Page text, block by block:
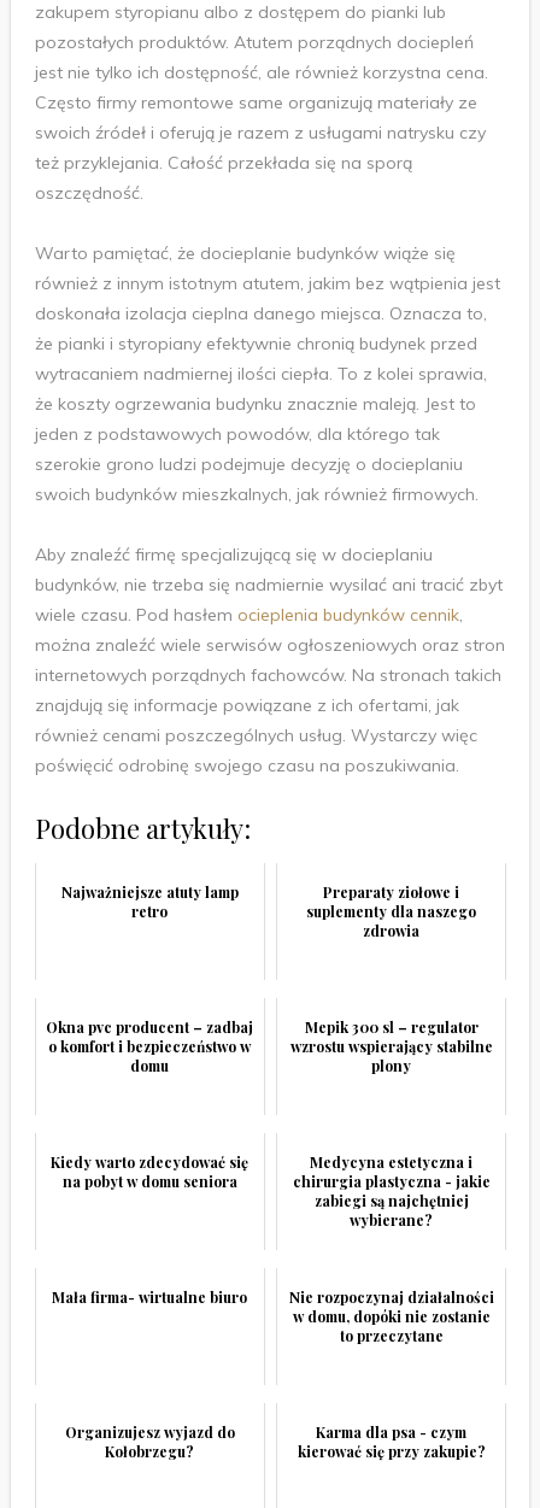
zakupem styropianu albo z dostępem do pianki lub
pozostałych produktów. Atutem porządnych dociepleń
jest nie tylko ich dostępność, ale również korzystna cena.
Często firmy remontowe same organizują materiały ze
swoich źródeł i oferują je razem z usługami natrysku czy
też przyklejania. Całość przekłada się na sporą
oszczędność.
Warto pamiętać, że docieplanie budynków wiąże się
również z innym istotnym atutem, jakim bez wątpienia jest
doskonała izolacja cieplna danego miejsca. Oznacza to,
że pianki i styropiany efektywnie chronią budynek przed
wytracaniem nadmiernej ilości ciepła. To z kolei sprawia,
że koszty ogrzewania budynku znacznie maleją. Jest to
jeden z podstawowych powodów, dla którego tak
szerokie grono ludzi podejmuje decyzję o docieplaniu
swoich budynków mieszkalnych, jak również firmowych.
Aby znaleźć firmę specjalizującą się w docieplaniu
budynków, nie trzeba się nadmiernie wysilać ani tracić zbyt
wiele czasu. Pod hasłem ocieplenia budynków cennik,
można znaleźć wiele serwisów ogłoszeniowych oraz stron
internetowych porządnych fachowców. Na stronach takich
znajdują się informacje powiązane z ich ofertami, jak
również cenami poszczególnych usług. Wystarczy więc
poświęcić odrobinę swojego czasu na poszukiwania.
Podobne artykuły:
Najważniejsze atuty lamp
retro
Preparaty ziołowe i
suplementy dla naszego
zdrowia
Okna pvc producent – zadbaj
o komfort i bezpieczeństwo w
domu
Mepik 300 sl – regulator
wzrostu wspierający stabilne
plony
Kiedy warto zdecydować się
na pobyt w domu seniora
Medycyna estetyczna i
chirurgia plastyczna - jakie
zabiegi są najchętniej
wybierane?
Mała firma- wirtualne biuro
Nie rozpoczynaj działalności
w domu, dopóki nie zostanie
to przeczytane
Organizujesz wyjazd do
Kołobrzegu?
Karma dla psa - czym
kierować się przy zakupie?